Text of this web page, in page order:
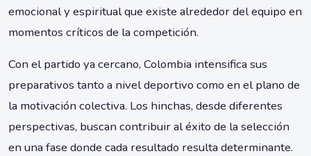
emocional y espiritual que existe alrededor del equipo en
momentos críticos de la competición.
Con el partido ya cercano, Colombia intensifica sus
preparativos tanto a nivel deportivo como en el plano de
la motivación colectiva. Los hinchas, desde diferentes
perspectivas, buscan contribuir al éxito de la selección
en una fase donde cada resultado resulta determinante.